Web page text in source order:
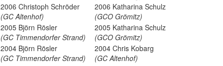
2006 Christoph Schröder
(GC Altenhof)
2006 Katharina Schulz
(GCO Grömitz)
2005 Björn Rösler
(GC Timmendorfer Strand)
2005 Katharina Schulz
(GCO Grömitz)
2004 Björn Rösler
(GC Timmendorfer Strand)
2004 Chris Kobarg
(GC Altenhof)